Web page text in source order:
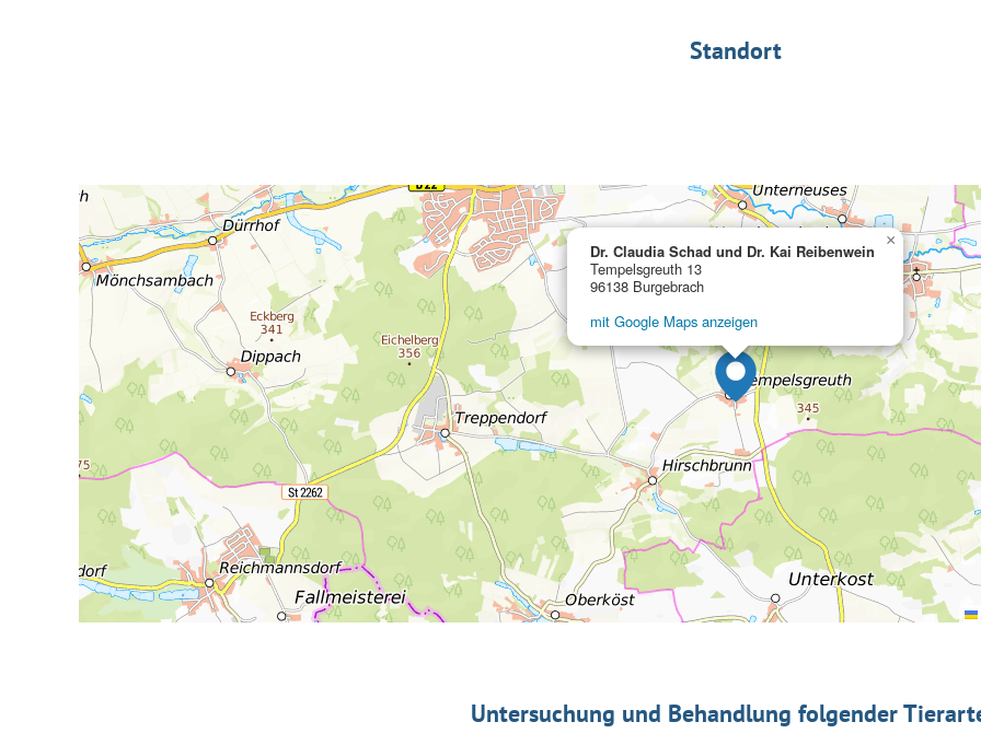
Standort
Dr. Claudia Schad und Dr. Kai Reibenwein
Tempelsgreuth 13
96138 Burgebrach
mit Google Maps anzeigen
×
Untersuchung und Behandlung folgender